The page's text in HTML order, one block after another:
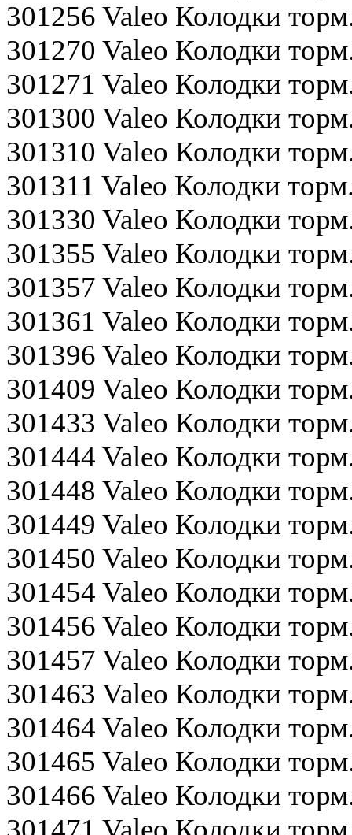
301256 Valeo Колодки
301270 Valeo Колодки
301271 Valeo Колодки
301300 Valeo Колодки
301310 Valeo Колодки
301311 Valeo Колодки
301330 Valeo Колодки
301355 Valeo Колодки
301357 Valeo Колодки
301361 Valeo Колодки
301396 Valeo Колодки
301409 Valeo Колодки
301433 Valeo Колодки
301444 Valeo Колодки
301448 Valeo Колодки
301449 Valeo Колодки
301450 Valeo Колодки
301454 Valeo Колодки
301456 Valeo Колодки
301457 Valeo Колодки
301463 Valeo Колодки
301464 Valeo Колодки
301465 Valeo Колодки
301466 Valeo Колодки